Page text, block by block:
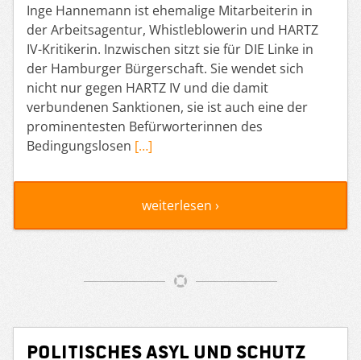
Inge Hannemann ist ehemalige Mitarbeiterin in
der Arbeitsagentur, Whistleblowerin und HARTZ
IV-Kritikerin. Inzwischen sitzt sie für DIE Linke in
der Hamburger Bürgerschaft. Sie wendet sich
nicht nur gegen HARTZ IV und die damit
verbundenen Sanktionen, sie ist auch eine der
prominentesten Befürworterinnen des
Bedingungslosen […]
weiterlesen ›
Politisches Asyl und Schutz